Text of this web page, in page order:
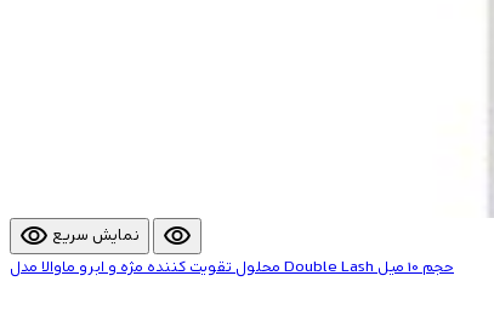
visibility نمایش سریع visibility
محلول تقویت کننده مژه و ابرو ماوالا مدل Double Lash حجم 10 میل